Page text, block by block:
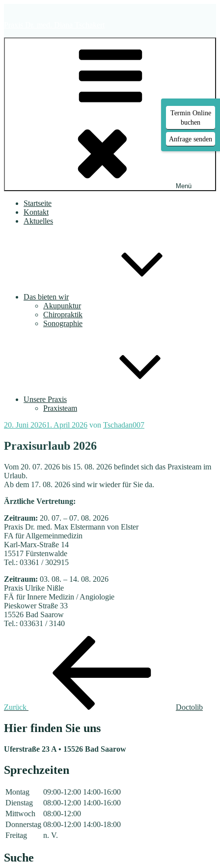
Menü
Startseite
Kontakt
Aktuelles
Das bieten wir
Akupunktur
Chiropraktik
Sonographie
Unsere Praxis
Praxisteam
Veröffentlicht
20. Juni 20261. April 2026 von Tschadan007
Praxisurlaub 2026
Vom 20. 07. 2026 bis 15. 08. 2026 befindet sich das Praxisteam im
Urlaub.
Ab dem 17. 08. 2026 sind wir wieder für Sie da.
Ärztliche Vertretung:
Zeitraum: 20. 07. – 07. 08. 2026
Praxis Dr. med. Max Elstermann von Elster
FA für Allgemeinmedizin
Karl-Marx-Straße 14
15517 Fürstenwalde
Tel.: 03361 / 302915
Zeitraum: 03. 08. – 14. 08. 2026
Praxis Ulrike Nißle
FÄ für Innere Medizin / Angiologie
Pieskower Straße 33
15526 Bad Saarow
Tel.: 033631 / 3140
Beitragsnavigation
Zurück Doctolib
Hier finden Sie uns
Uferstraße 23 A • 15526 Bad Saarow
Sprechzeiten
Montag 09:00-12:00 14:00-16:00
Dienstag
08:00-12:00 14:00-16:00
Mittwoch
08:00-12:00
Donnerstag 08:00-12:00 14:00-18:00
Freitag
n. V.
Suche
Termin Online
buchen
Anfrage senden